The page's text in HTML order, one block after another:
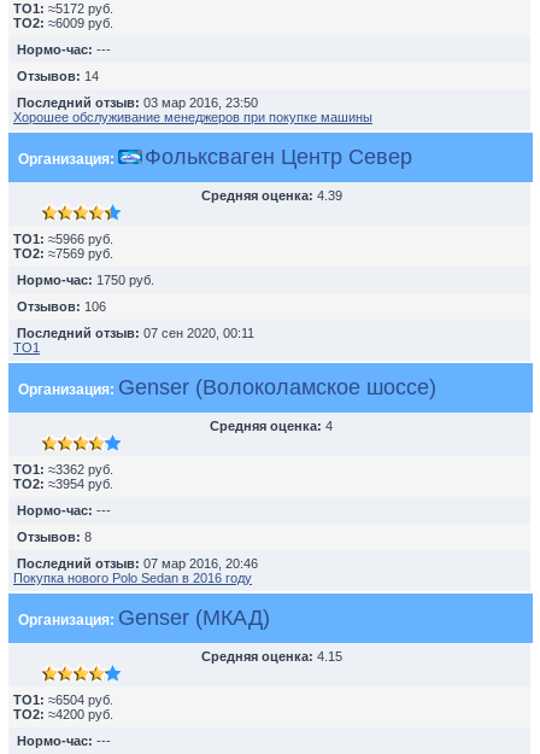
TO1: ≈5172 руб.
TO2: ≈6009 руб.
Нормо-час: ---
Отзывов: 14
Последний отзыв: 03 мар 2016, 23:50
Хорошее обслуживание менеджеров при покупке машины
Организация: Фольксваген Центр Север
Средняя оценка: 4.39
TO1: ≈5966 руб.
TO2: ≈7569 руб.
Нормо-час: 1750 руб.
Отзывов: 106
Последний отзыв: 07 сен 2020, 00:11
ТО1
Организация: Genser (Волоколамское шоссе)
Средняя оценка: 4
TO1: ≈3362 руб.
TO2: ≈3954 руб.
Нормо-час: ---
Отзывов: 8
Последний отзыв: 07 мар 2016, 20:46
Покупка нового Polo Sedan в 2016 году
Организация: Genser (МКАД)
Средняя оценка: 4.15
TO1: ≈6504 руб.
TO2: ≈4200 руб.
Нормо-час: ---